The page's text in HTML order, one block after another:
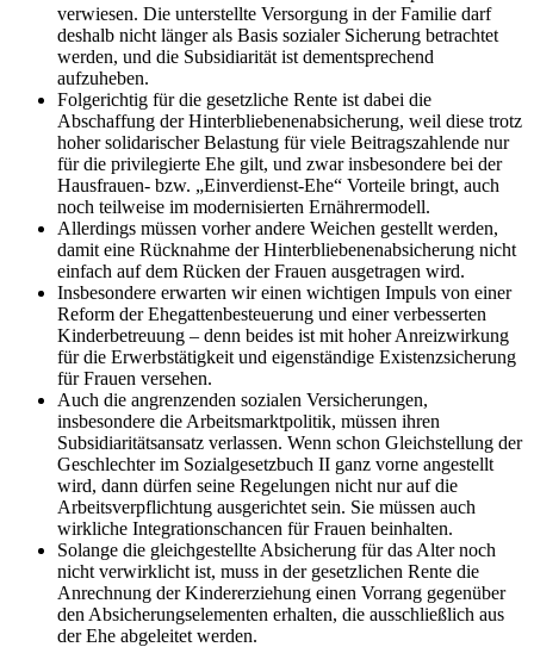
verwiesen. Die unterstellte Versorgung in der Familie darf
deshalb nicht länger als Basis sozialer Sicherung betrachtet
werden, und die Subsidiarität ist dementsprechend
aufzuheben.
Folgerichtig für die gesetzliche Rente ist dabei die
Abschaffung der Hinterbliebenenabsicherung, weil diese trotz
hoher solidarischer Belastung für viele Beitragszahlende nur
für die privilegierte Ehe gilt, und zwar insbesondere bei der
Hausfrauen- bzw. „Einverdienst-Ehe“ Vorteile bringt, auch
noch teilweise im modernisierten Ernährermodell.
Allerdings müssen vorher andere Weichen gestellt werden,
damit eine Rücknahme der Hinterbliebenenabsicherung nicht
einfach auf dem Rücken der Frauen ausgetragen wird.
Insbesondere erwarten wir einen wichtigen Impuls von einer
Reform der Ehegattenbesteuerung und einer verbesserten
Kinderbetreuung – denn beides ist mit hoher Anreizwirkung
für die Erwerbstätigkeit und eigenständige Existenzsicherung
für Frauen versehen.
Auch die angrenzenden sozialen Versicherungen,
insbesondere die Arbeitsmarktpolitik, müssen ihren
Subsidiaritätsansatz verlassen. Wenn schon Gleichstellung der
Geschlechter im Sozialgesetzbuch II ganz vorne angestellt
wird, dann dürfen seine Regelungen nicht nur auf die
Arbeitsverpflichtung ausgerichtet sein. Sie müssen auch
wirkliche Integrationschancen für Frauen beinhalten.
Solange die gleichgestellte Absicherung für das Alter noch
nicht verwirklicht ist, muss in der gesetzlichen Rente die
Anrechnung der Kindererziehung einen Vorrang gegenüber
den Absicherungselementen erhalten, die ausschließlich aus
der Ehe abgeleitet werden.